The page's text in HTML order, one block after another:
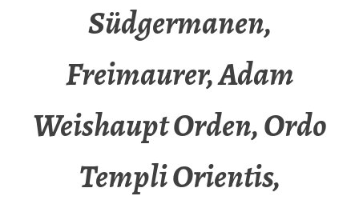
Südgermanen,
Freimaurer, Adam
Weishaupt Orden, Ordo
Templi Orientis,